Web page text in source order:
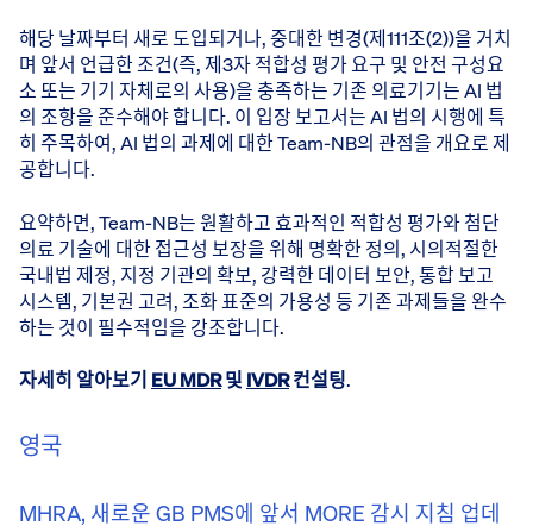
해당 날짜부터 새로 도입되거나, 중대한 변경(제111조(2))을 거치
며 앞서 언급한 조건(즉, 제3자 적합성 평가 요구 및 안전 구성요
소 또는 기기 자체로의 사용)을 충족하는 기존 의료기기는 AI 법
의 조항을 준수해야 합니다. 이 입장 보고서는 AI 법의 시행에 특
히 주목하여, AI 법의 과제에 대한 Team-NB의 관점을 개요로 제
공합니다.
요약하면, Team-NB는 원활하고 효과적인 적합성 평가와 첨단
의료 기술에 대한 접근성 보장을 위해 명확한 정의, 시의적절한
국내법 제정, 지정 기관의 확보, 강력한 데이터 보안, 통합 보고
시스템, 기본권 고려, 조화 표준의 가용성 등 기존 과제들을 완수
하는 것이 필수적임을 강조합니다.
자세히 알아보기 EU MDR및 IVDR컨설팅.
영국
MHRA, 새로운 GB PMS에 앞서 MORE 감시 지침 업데